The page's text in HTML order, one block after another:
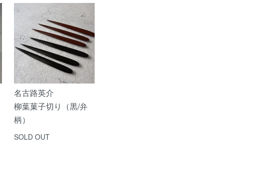
名古路英介
柳葉菓子切り（黒/弁
柄）
SOLD OUT